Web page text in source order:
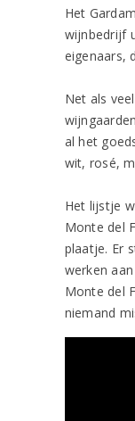
Het
wijnbedrijf
eigenaars,
Net als
al het
wit, rosé,
Het lijstje
Monte del
plaatje. Er
werken
Monte del
niemand